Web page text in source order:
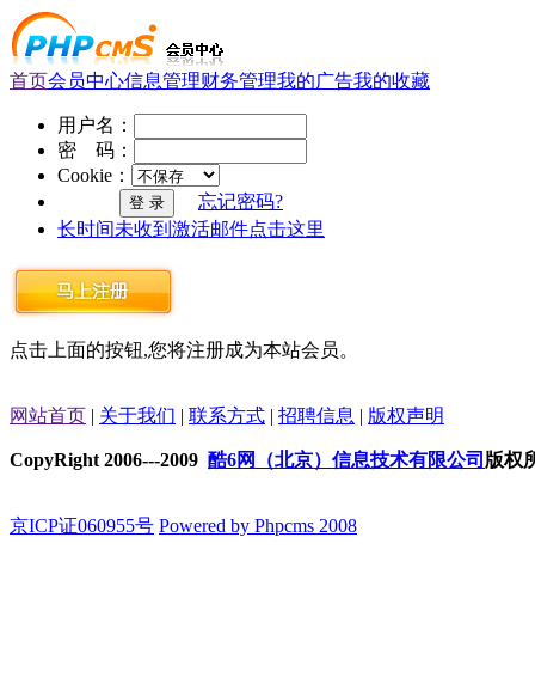
首页会员中心信息管理财务管理我的广告我的收藏
用户名：
密 码：
Cookie：
忘记密码?
长时间未收到激活邮件点击这里
点击上面的按钮,您将注册成为本站会员。
网站首页 | 关于我们 | 联系方式 | 招聘信息 | 版权声明
CopyRight 2006---2009 酷6网（北京）信息技术有限公司 版权
京ICP证060955号 Powered by Phpcms 2008